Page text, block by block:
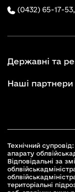
(0432) 65-17-53,
Державні та
Наші партнери
Технічний
апарату
Відповідальні за
територіальні